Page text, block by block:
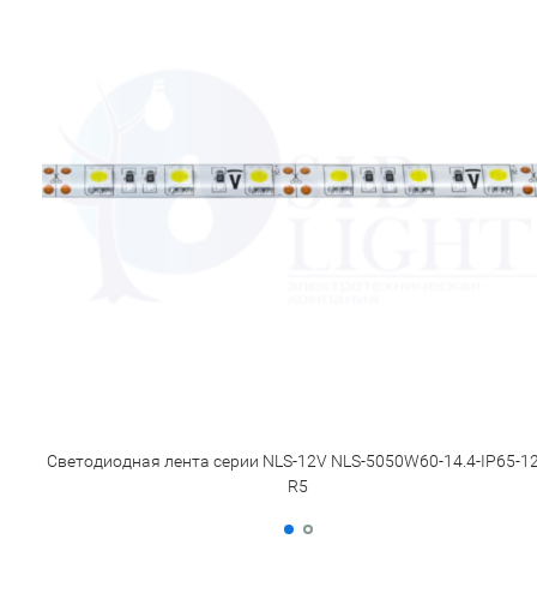
Светодиодная лента серии NLS-12V NLS-5050W60-14.4-IP65-
R5